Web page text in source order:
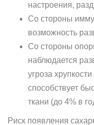
настроения,
Со стороны
возможность
Со стороны
наблюдается
угроза
способствует
ткани (до 4% в
Риск появления